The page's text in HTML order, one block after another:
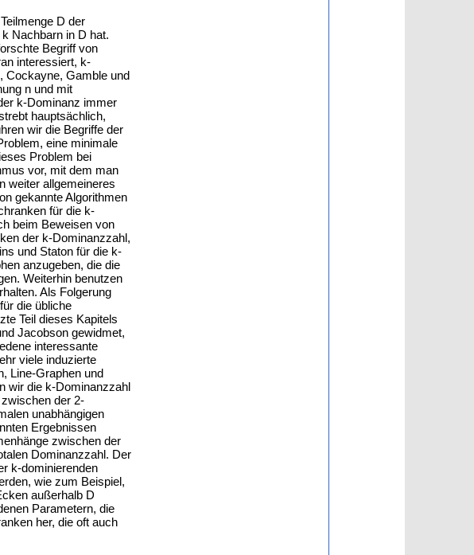
D der
Nachbarn in D hat.
Begriff von
interessiert, k-
Cockayne, Gamble und
n und mit
k-Dominanz immer
hauptsächlich,
wir die Begriffe der
eine minimale
Problem bei
vor, mit dem man
weiter allgemeineres
gekannte Algorithmen
für die k-
beim Beweisen von
der k-Dominanzzahl,
und Staton für die k-
anzugeben, die die
Weiterhin benutzen
Als Folgerung
die übliche
Teil dieses Kapitels
Jacobson gewidmet,
interessante
viele induzierte
Line-Graphen und
wir die k-Dominanzzahl
der 2-
unabhängigen
Ergebnissen
zwischen der
Dominanzzahl. Der
k-dominierenden
wie zum Beispiel,
außerhalb D
Parametern, die
her, die oft auch